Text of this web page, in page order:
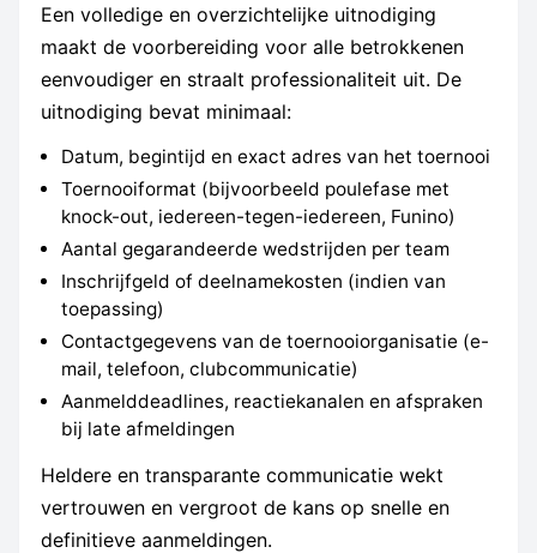
Een volledige en overzichtelijke uitnodiging
maakt de voorbereiding voor alle betrokkenen
eenvoudiger en straalt professionaliteit uit. De
uitnodiging bevat minimaal:
Datum, begintijd en exact adres van het toernooi
Toernooiformat (bijvoorbeeld poulefase met
knock-out, iedereen-tegen-iedereen, Funino)
Aantal gegarandeerde wedstrijden per team
Inschrijfgeld of deelnamekosten (indien van
toepassing)
Contactgegevens van de toernooiorganisatie (e-
mail, telefoon, clubcommunicatie)
Aanmelddeadlines, reactiekanalen en afspraken
bij late afmeldingen
Heldere en transparante communicatie wekt
vertrouwen en vergroot de kans op snelle en
definitieve aanmeldingen.